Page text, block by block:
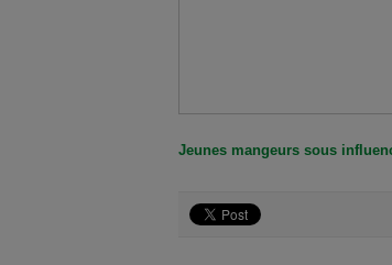
Jeunes mangeurs sous